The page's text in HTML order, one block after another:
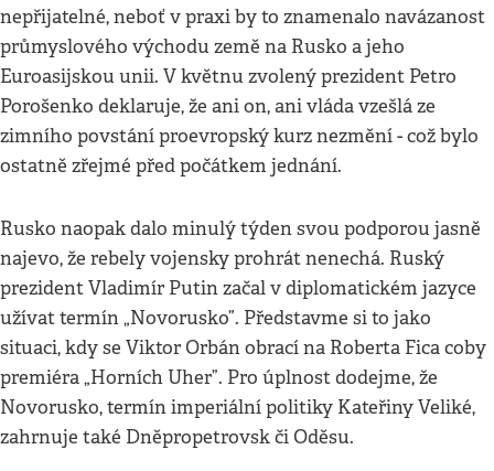
nepřijatelné, neboť v praxi by to znamenalo navázanost
průmyslového východu země na Rusko a jeho
Euroasijskou unii. V květnu zvolený prezident Petro
Porošenko deklaruje, že ani on, ani vláda vzešlá ze
zimního povstání proevropský kurz nezmění - což bylo
ostatně zřejmé před počátkem jednání.
Rusko naopak dalo minulý týden svou podporou jasně
najevo, že rebely vojensky prohrát nenechá. Ruský
prezident Vladimír Putin začal v diplomatickém jazyce
užívat termín „Novorusko”. Představme si to jako
situaci, kdy se Viktor Orbán obrací na Roberta Fica coby
premiéra „Horních Uher”. Pro úplnost dodejme, že
Novorusko, termín imperiální politiky Kateřiny Veliké,
zahrnuje také Dněpropetrovsk či Oděsu.